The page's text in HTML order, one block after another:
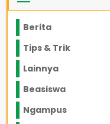
Berita
Tips & Trik
Lainnya
Beasiswa
Ngampus